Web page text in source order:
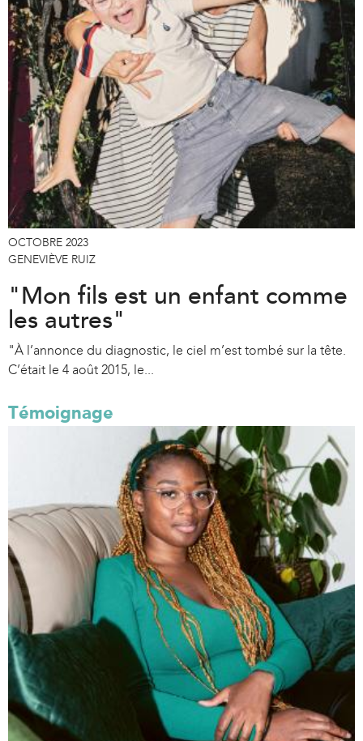
OCTOBRE 2023
GENEVIÈVE RUIZ
"Mon fils est un enfant comme
les autres"
"À l’annonce du diagnostic, le ciel m’est tombé sur la tête.
C’était le 4 août 2015, le...
Témoignage